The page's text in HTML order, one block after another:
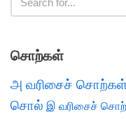
சொற்கள்
அ வரிசைச்
சொல் இ வரிசைச்